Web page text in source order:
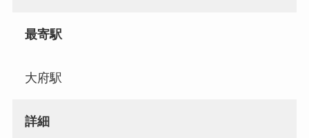
最寄駅
大府駅
詳細